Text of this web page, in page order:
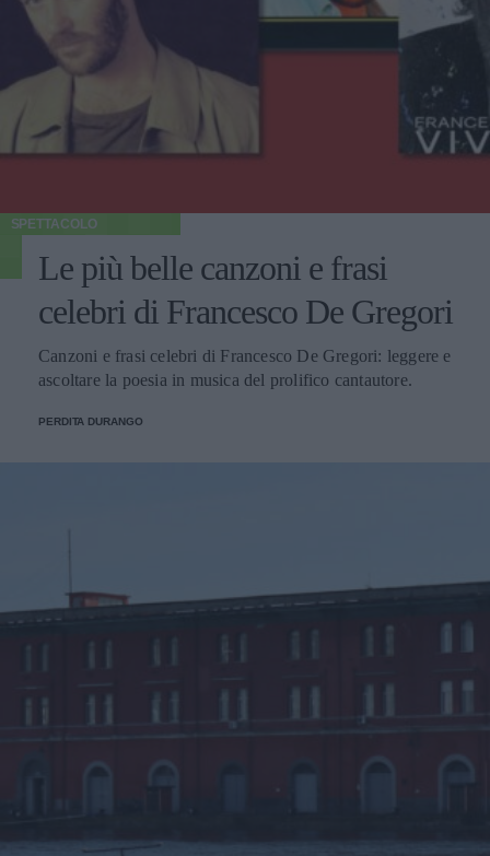
SPETTACOLO
Le più belle canzoni e frasi
celebri di Francesco De Gregori
Canzoni e frasi celebri di Francesco De Gregori: leggere e
ascoltare la poesia in musica del prolifico cantautore.
PERDITA DURANGO